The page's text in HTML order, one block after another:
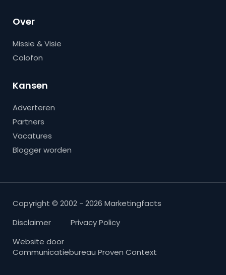
Over
Missie & Visie
Colofon
Kansen
Adverteren
Partners
Vacatures
Blogger worden
Copyright © 2002 - 2026 Marketingfacts
Disclaimer
Privacy Policy
Website door
Communicatiebureau Proven Context